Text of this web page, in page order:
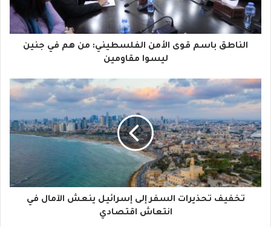
ك
ا
إ
ل
ك
ت
ر
و
الناطق باسم قوى الأمن الفلسطيني: من هم في جنين
ليسوا مقاومين
تخفيف تحذيرات السفر إلى إسرائيل ينعش الآمال في
انتعاش اقتصادي